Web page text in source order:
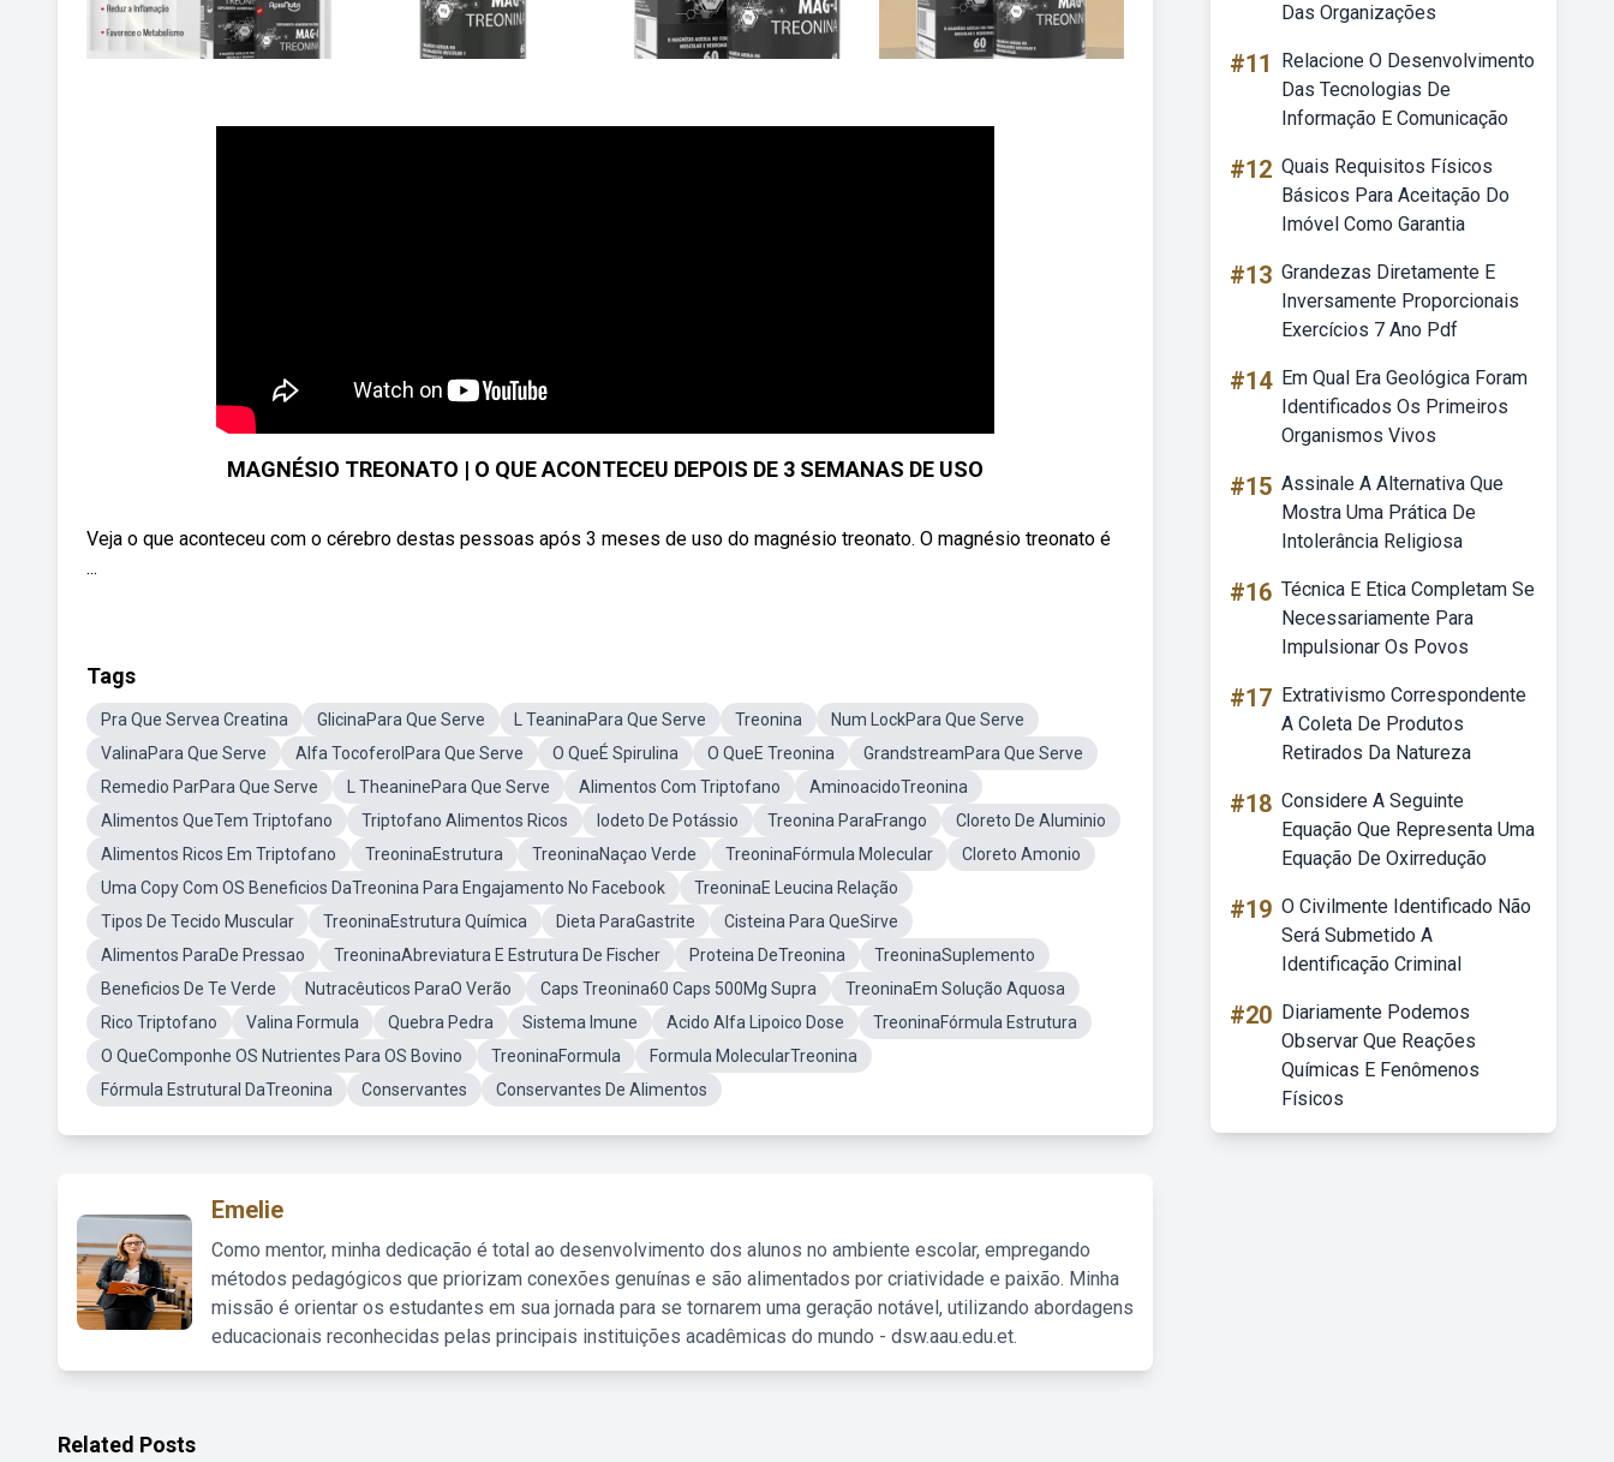
MAGNÉSIO TREONATO | O QUE ACONTECEU DEPOIS DE 3 SEMANAS DE USO
Veja o que aconteceu com o cérebro destas pessoas após 3 meses de uso do magnésio treonato. O magnésio treonato é
...
Tags
Pra Que Servea Creatina GlicinaPara Que Serve L TeaninaPara Que Serve Treonina
Num LockPara Que Serve
ValinaPara Que Serve
Alfa TocoferolPara Que Serve O QueÉ Spirulina O QueE Treonina
GrandstreamPara Que Serve
Remedio ParPara Que Serve
L TheaninePara Que Serve Alimentos Com Triptofano
AminoacidoTreonina
Alimentos QueTem Triptofano
Triptofano Alimentos Ricos Iodeto De Potássio Treonina ParaFrango
Cloreto De Aluminio
Alimentos Ricos Em Triptofano
TreoninaEstrutura TreoninaNaçao Verde TreoninaFórmula Molecular
Cloreto Amonio
Uma Copy Com OS Beneficios DaTreonina Para Engajamento No Facebook
TreoninaE Leucina Relação
Tipos De Tecido Muscular
TreoninaEstrutura Química Dieta ParaGastrite
Cisteina Para QueSirve
Alimentos ParaDe Pressao
TreoninaAbreviatura E Estrutura De Fischer Proteina DeTreonina
TreoninaSuplemento
Beneficios De Te Verde
Nutracêuticos ParaO Verão Caps Treonina60 Caps 500Mg Supra
TreoninaEm Solução Aquosa
Rico Triptofano
Valina Formula Quebra Pedra Sistema Imune Acido Alfa Lipoico Dose
TreoninaFórmula Estrutura
O QueComponhe OS Nutrientes Para OS Bovino
TreoninaFormula
Formula MolecularTreonina
Fórmula Estrutural DaTreonina
Conservantes Conservantes De Alimentos
Emelie
Como mentor, minha dedicação é total ao desenvolvimento dos alunos no ambiente escolar, empregando
métodos pedagógicos que priorizam conexões genuínas e são alimentados por criatividade e paixão. Minha
missão é orientar os estudantes em sua jornada para se tornarem uma geração notável, utilizando abordagens
educacionais reconhecidas pelas principais instituições acadêmicas do mundo - dsw.aau.edu.et.
Das Organizações
#11
Relacione O Desenvolvimento
Das Tecnologias De
Informação E Comunicação
#12 Quais Requisitos Físicos
Básicos Para Aceitação Do
Imóvel Como Garantia
#13 Grandezas Diretamente E
Inversamente Proporcionais
Exercícios 7 Ano Pdf
#14 Em Qual Era Geológica Foram
Identificados Os Primeiros
Organismos Vivos
#15 Assinale A Alternativa Que
Mostra Uma Prática De
Intolerância Religiosa
#16 Técnica E Etica Completam Se
Necessariamente Para
Impulsionar Os Povos
#17 Extrativismo Correspondente
A Coleta De Produtos
Retirados Da Natureza
#18 Considere A Seguinte
Equação Que Representa Uma
Equação De Oxirredução
#19 O Civilmente Identificado Não
Será Submetido A
Identificação Criminal
#20 Diariamente Podemos
Observar Que Reações
Químicas E Fenômenos
Físicos
Related Posts